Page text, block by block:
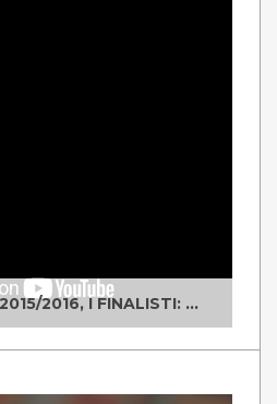
UNO TWO DREI 2015/2016, I FINALISTI: CLASSE IV ALS ISTITUTO "DEGASPERI" BORGO VALSUGANA